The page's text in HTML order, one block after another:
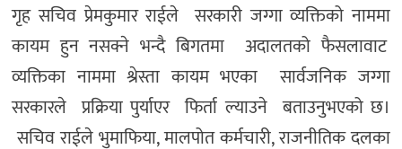
गृह सचिव प्रेमकुमार राईले सरकारी जग्गा व्यक्तिको नाममा
कायम हुन नसक्ने भन्दै बिगतमा अदालतको फैसलावाट
व्यक्तिका नाममा श्रेस्ता कायम भएका सार्वजनिक जग्गा
सरकारले प्रक्रिया पुर्याएर फिर्ता ल्याउने बताउनुभएको छ।
सचिव राईले भुमाफिया, मालपोत कर्मचारी, राजनीतिक दलका